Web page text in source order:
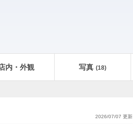
内・外観 写真 (18)
2026/07/07 更新